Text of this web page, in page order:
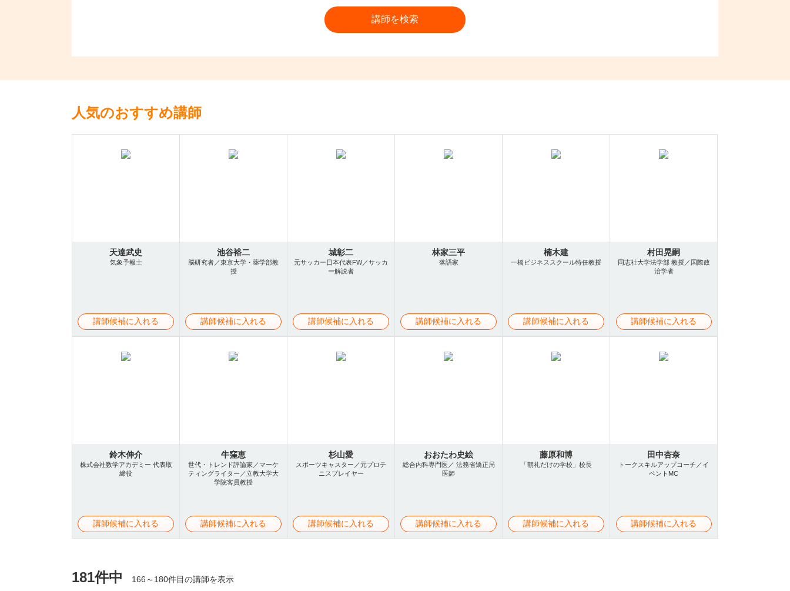
人気のおすすめ講師
天達武史
気象予報士
講師候補に入れる
池谷裕二
脳研究者／東京大学・薬学部教
授
講師候補に入れる
城彰二
元サッカー日本代表FW／サッカ
ー解説者
講師候補に入れる
林家三平
落語家
講師候補に入れる
楠木建
一橋ビジネススクール特任教授
講師候補に入れる
村田晃嗣
同志社大学法学部 教授／国際政
治学者
講師候補に入れる
鈴木伸介
株式会社数学アカデミー 代表取
締役
講師候補に入れる
牛窪恵
世代・トレンド評論家／マーケ
ティングライター／立教大学大
学院客員教授
講師候補に入れる
杉山愛
スポーツキャスター／元プロテ
ニスプレイヤー
講師候補に入れる
おおたわ史絵
総合内科専門医／ 法務省矯正局
医師
講師候補に入れる
藤原和博
「朝礼だけの学校」校長
講師候補に入れる
田中杏奈
トークスキルアップコーチ／イ
ベントMC
講師候補に入れる
181件中 166～180件目の講師を表示